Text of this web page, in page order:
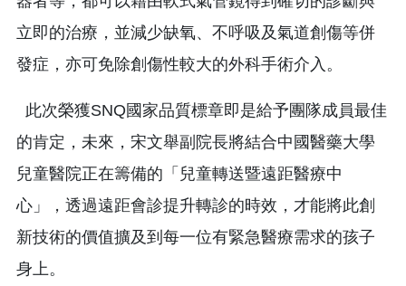
立即的治療，並減少缺氧、不呼吸及氣道創傷等併
發症，亦可免除創傷性較大的外科手術介入。
此次榮獲SNQ國家品質標章即是給予團隊成員最佳
的肯定，未來，宋文舉副院長將結合中國醫藥大學
兒童醫院正在籌備的「兒童轉送暨遠距醫療中
心」，透過遠距會診提升轉診的時效，才能將此創
新技術的價值擴及到每一位有緊急醫療需求的孩子
身上。